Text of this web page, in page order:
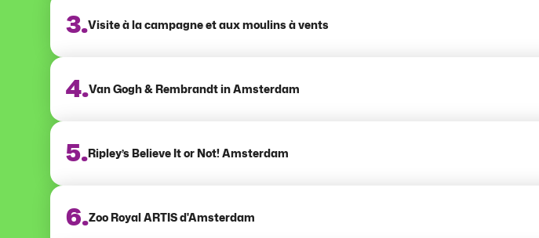
3.Visite à la campagne et aux moulins à vents
4.Van Gogh & Rembrandt in Amsterdam
5.Ripley’s Believe It or Not! Amsterdam
6.Zoo Royal ARTIS d'Amsterdam